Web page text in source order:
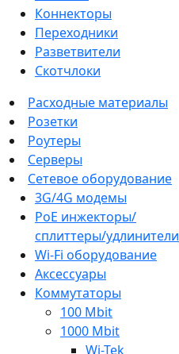
Коннекторы
Переходники
Разветвители
Скотчлоки
Расходные материалы
Розетки
Роутеры
Серверы
Сетевое оборудование
3G/4G модемы
PoE инжекторы/
сплиттеры/удлинители
Wi-Fi оборудование
Аксессуары
Коммутаторы
100 Mbit
1000 Mbit
Wi-Tek